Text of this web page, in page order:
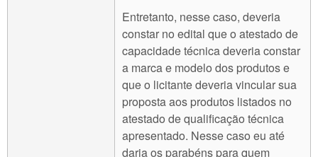
Entretanto, nesse caso, deveria
constar no edital que o atestado de
capacidade técnica deveria constar
a marca e modelo dos produtos e
que o licitante deveria vincular sua
proposta aos produtos listados no
atestado de qualificação técnica
apresentado. Nesse caso eu até
daria os parabéns para quem